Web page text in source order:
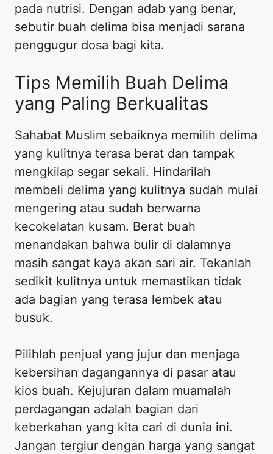
pada nutrisi. Dengan adab yang benar,
sebutir buah delima bisa menjadi sarana
penggugur dosa bagi kita.
Tips Memilih Buah Delima
yang Paling Berkualitas
Sahabat Muslim sebaiknya memilih delima
yang kulitnya terasa berat dan tampak
mengkilap segar sekali. Hindarilah
membeli delima yang kulitnya sudah mulai
mengering atau sudah berwarna
kecokelatan kusam. Berat buah
menandakan bahwa bulir di dalamnya
masih sangat kaya akan sari air. Tekanlah
sedikit kulitnya untuk memastikan tidak
ada bagian yang terasa lembek atau
busuk.
Pilihlah penjual yang jujur dan menjaga
kebersihan dagangannya di pasar atau
kios buah. Kejujuran dalam muamalah
perdagangan adalah bagian dari
keberkahan yang kita cari di dunia ini.
Jangan tergiur dengan harga yang sangat